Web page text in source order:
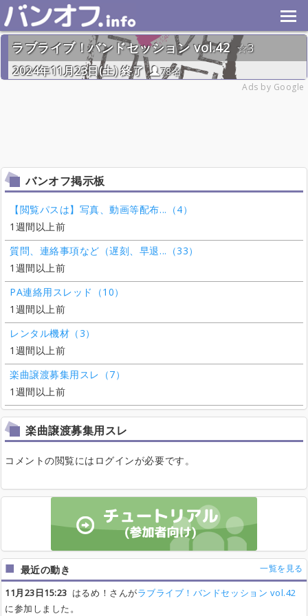
ラブライブ！バンドセッション vol.42
3
2024年11月23日(土) 終了
78名
Ads by Google
バンオフ掲示板
【閲覧パスは】写真、動画等配布...（4）
1週間以上前
質問、連絡事項など（遅刻、早退...（33）
1週間以上前
PA連絡用スレッド（10）
1週間以上前
レンタル機材（3）
1週間以上前
楽曲譲渡募集用スレ（7）
1週間以上前
楽曲譲渡募集用スレ
コメントの閲覧にはログインが必要です。
最近の動き 一覧を見る
11月23日15:23 はるめ！さんがラブライブ！バンドセッション vol.42
に参加しました。